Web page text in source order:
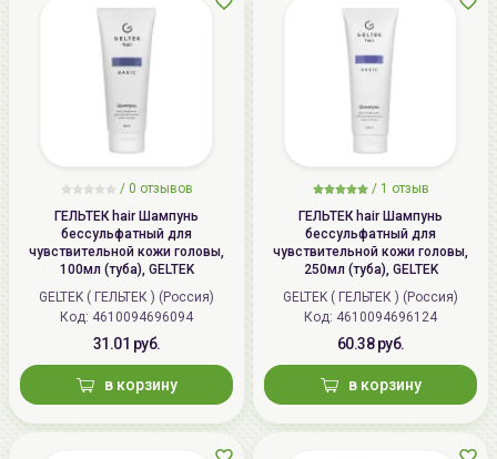
/ 0 отзывов
ГЕЛЬТЕК hair Шампунь
бессульфатный для
чувствительной кожи головы,
100мл (туба), GELTEK
GELTEK ( ГЕЛЬТЕК ) (Россия)
Код: 4610094696094
31.01 руб.
в корзину
/ 1 отзыв
ГЕЛЬТЕК hair Шампунь
бессульфатный для
чувствительной кожи головы,
250мл (туба), GELTEK
GELTEK ( ГЕЛЬТЕК ) (Россия)
Код: 4610094696124
60.38 руб.
в корзину